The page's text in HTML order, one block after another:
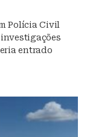
Polícia Civil
entrado